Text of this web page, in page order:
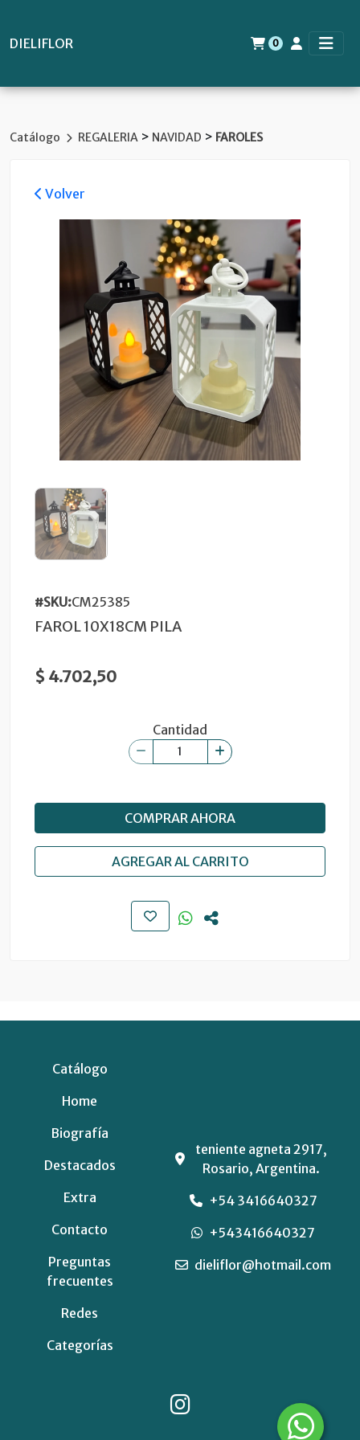
DIELIFLOR 0
Catálogo REGALERIA > NAVIDAD > FAROLES
Volver
#SKU:CM25385
FAROL 10X18CM PILA
$ 4.702,50
Cantidad
COMPRAR AHORA
AGREGAR AL CARRITO
Catálogo
Home
Biografía
Destacados
Extra
Contacto
Preguntas
frecuentes
Redes
Categorías
teniente agneta 2917,
Rosario, Argentina.
+54 3416640327
+543416640327
dieliflor@hotmail.com